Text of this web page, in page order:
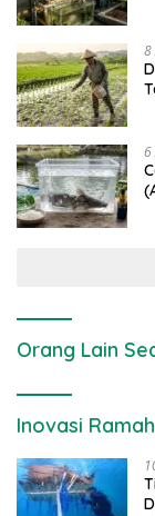
8
6
Orang Lain
Inovasi